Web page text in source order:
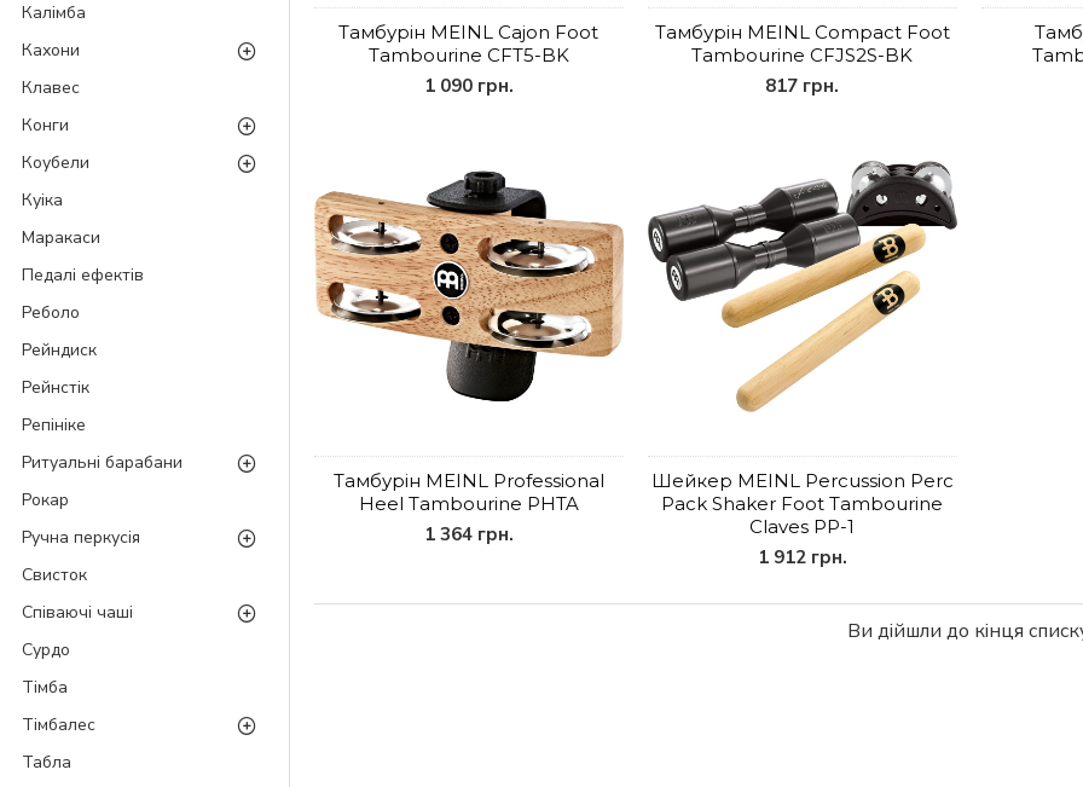
Калімба
Кахони
Клавес
Конги
Коубели
Куіка
Маракаси
Педалі ефектів
Реболо
Рейндиск
Рейнстік
Репініке
Ритуальні барабани
Рокар
Ручна перкусія
Свисток
Співаючі чаші
Сурдо
Тімба
Тімбалес
Табла
Тамбурін MEINL Cajon Foot
Tambourine CFT5-BK
1 090 грн.
Тамбурін MEINL Compact Foot
Tambourine CFJS2S-BK
817 грн.
Тамбурін MEINL Professional
Heel Tambourine PHTA
1 364 грн.
Шейкер MEINL Percussion Perc
Pack Shaker Foot Tambourine
Claves PP-1
1 912 грн.
Ви дійшли до кінця